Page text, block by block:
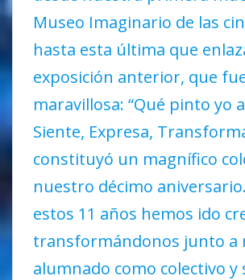
Museo Imaginario de las
hasta esta última que
exposición anterior, que
maravillosa: “Qué pinto yo
Siente, Expresa,
constituyó un magnífico
nuestro décimo
estos 11 años hemos ido
transformándonos junto a
alumnado como colectivo y